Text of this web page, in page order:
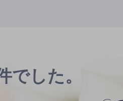
でした。